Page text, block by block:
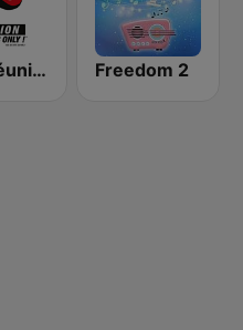
NRJ Réunion Freedom 2